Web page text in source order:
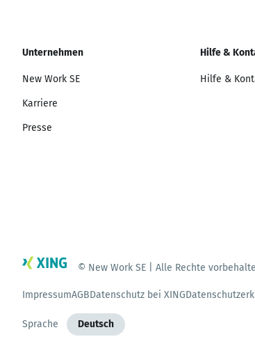
Unternehmen
New Work SE
Karriere
Presse
Hilfe &
Hilfe &
© New Work SE | Alle Rechte
ImpressumAGBDatenschutz bei XING
Sprache Deutsch